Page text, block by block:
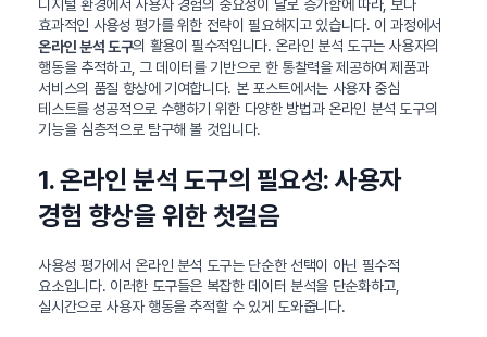
디지털 환경에서 사용자 경험의 중요성이 날로 증가함에 따라, 보다
효과적인 사용성 평가를 위한 전략이 필요해지고 있습니다. 이 과정에서
온라인 분석 도구의 활용이 필수적입니다. 온라인 분석 도구는 사용자의
행동을 추적하고, 그 데이터를 기반으로 한 통찰력을 제공하여 제품과
서비스의 품질 향상에 기여합니다. 본 포스트에서는 사용자 중심
테스트를 성공적으로 수행하기 위한 다양한 방법과 온라인 분석 도구의
기능을 심층적으로 탐구해 볼 것입니다.
1. 온라인 분석 도구의 필요성: 사용자
경험 향상을 위한 첫걸음
사용성 평가에서 온라인 분석 도구는 단순한 선택이 아닌 필수적
요소입니다. 이러한 도구들은 복잡한 데이터 분석을 단순화하고,
실시간으로 사용자 행동을 추적할 수 있게 도와줍니다.